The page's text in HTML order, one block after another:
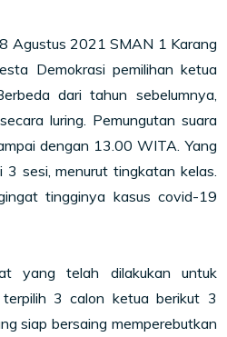
Agustus 2021 SMAN 1 Karang
Demokrasi pemilihan ketua
dari tahun sebelumnya,
luring. Pemungutan suara
dengan 13.00 WITA. Yang
3 sesi, menurut tingkatan kelas.
tingginya kasus covid-19
yang telah dilakukan untuk
terpilih 3 calon ketua berikut 3
siap bersaing memperebutkan